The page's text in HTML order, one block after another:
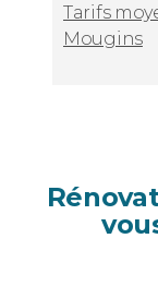
Tarifs
Mougins